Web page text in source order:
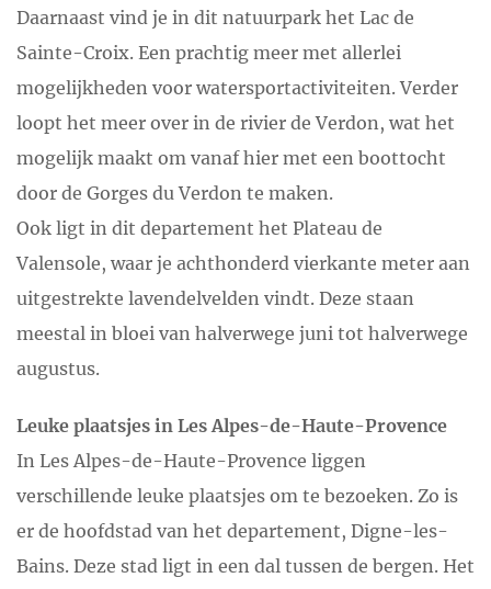
Daarnaast vind je in dit natuurpark het Lac de
Sainte-Croix. Een prachtig meer met allerlei
mogelijkheden voor watersportactiviteiten. Verder
loopt het meer over in de rivier de Verdon, wat het
mogelijk maakt om vanaf hier met een boottocht
door de Gorges du Verdon te maken.
Ook ligt in dit departement het Plateau de
Valensole, waar je achthonderd vierkante meter aan
uitgestrekte lavendelvelden vindt. Deze staan
meestal in bloei van halverwege juni tot halverwege
augustus.
Leuke plaatsjes in Les Alpes-de-Haute-Provence
In Les Alpes-de-Haute-Provence liggen
verschillende leuke plaatsjes om te bezoeken. Zo is
er de hoofdstad van het departement, Digne-les-
Bains. Deze stad ligt in een dal tussen de bergen. Het